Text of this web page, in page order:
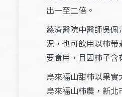
出一至二倍。
慈濟醫院中醫師吳
況，也可飲用以柿
要食用，且因柿子含
烏來福山甜柿以果
烏來福山柿農，新